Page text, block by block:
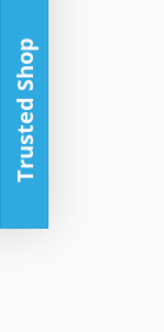
Trusted Shop